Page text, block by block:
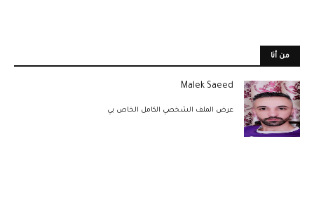
من أنا
Malek Saeed
عرض الملف الشخصي الكامل الخاص بي